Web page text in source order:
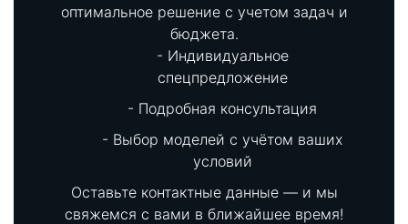
оптимальное решение с учетом задач и
бюджета.
Индивидуальное
спецпредложение
Подробная консультация
Выбор моделей с учётом ваших
условий
Оставьте контактные данные — и мы
свяжемся с вами в ближайшее время!